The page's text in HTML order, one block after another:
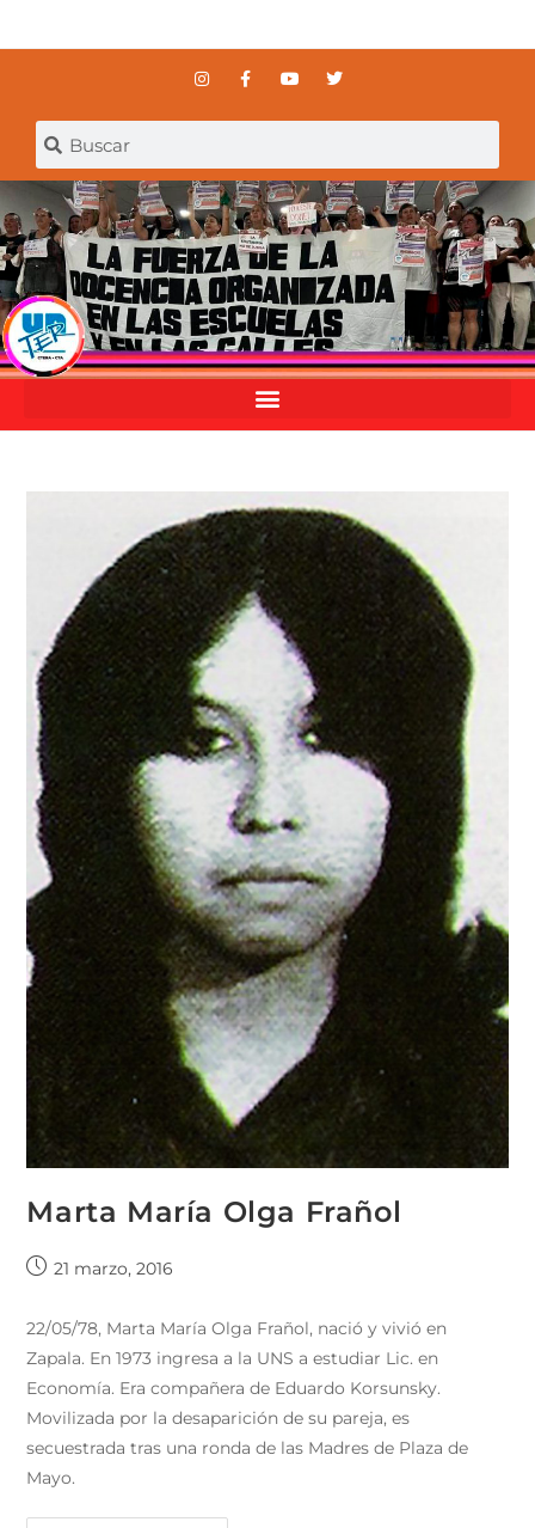
Marta María Olga Frañol
21 marzo, 2016
22/05/78, Marta María Olga Frañol, nació y vivió en
Zapala. En 1973 ingresa a la UNS a estudiar Lic. en
Economía. Era compañera de Eduardo Korsunsky.
Movilizada por la desaparición de su pareja, es
secuestrada tras una ronda de las Madres de Plaza de
Mayo.